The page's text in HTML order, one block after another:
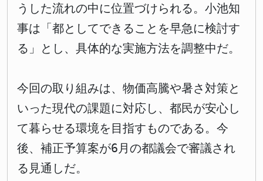
うした流れの中に位置づけられる。小池知
事は「都としてできることを早急に検討す
る」とし、具体的な実施方法を調整中だ。
今回の取り組みは、物価高騰や暑さ対策と
いった現代の課題に対応し、都民が安心し
て暮らせる環境を目指すものである。今
後、補正予算案が6月の都議会で審議され
る見通しだ。